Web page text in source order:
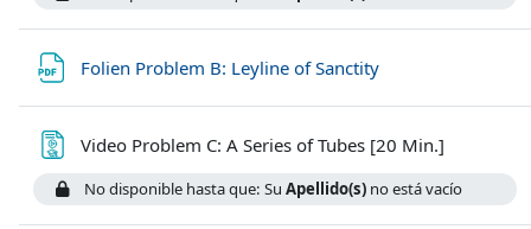
Folien Problem B: Leyline of Sanctity
Video Problem C: A Series of Tubes [20 Min.]
No disponible hasta que: SuApellido(s) no está vacío